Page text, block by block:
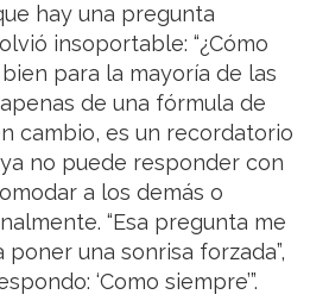
hay una pregunta
insoportable: “¿Cómo
bien para la mayoría de las
de una fórmula de
cambio, es un recordatorio
no puede responder con
a los demás o
“Esa pregunta me
una sonrisa forzada”,
‘Como siempre’”.